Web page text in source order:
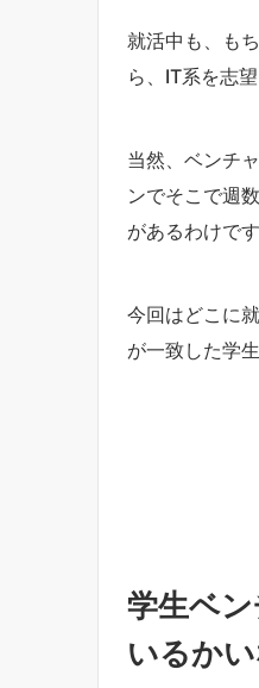
就活中も、も
ら、IT系を志
当然、ベンチ
ンでそこで週
があるわけです
今回はどこに
が一致した学
学生ベ
いるか